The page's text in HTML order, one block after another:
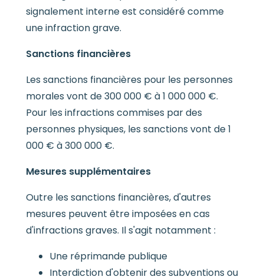
signalement interne est considéré comme
une infraction grave.
Sanctions financières
Les sanctions financières pour les personnes
morales vont de 300 000 € à 1 000 000 €.
Pour les infractions commises par des
personnes physiques, les sanctions vont de 1
000 € à 300 000 €.
Mesures supplémentaires
Outre les sanctions financières, d'autres
mesures peuvent être imposées en cas
d'infractions graves. Il s'agit notamment :
Une réprimande publique
Interdiction d'obtenir des subventions ou